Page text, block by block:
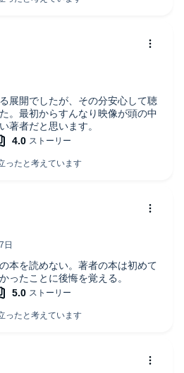
展開でしたが、その分安心して聴
。最初からすんなり映像が頭の中
著者だと思います。
本を読めない。著者の本は初めて
ったことに後悔を覚える。